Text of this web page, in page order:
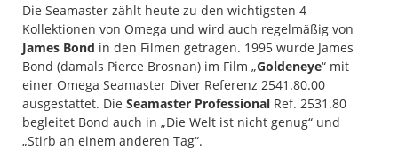
Die Seamaster zählt heute zu den wichtigsten 4
Kollektionen von Omega und wird auch regelmäßig von
James Bond in den Filmen getragen. 1995 wurde James
Bond (damals Pierce Brosnan) im Film „Goldeneye“ mit
einer Omega Seamaster Diver Referenz 2541.80.00
ausgestattet. Die Seamaster Professional Ref. 2531.80
begleitet Bond auch in „Die Welt ist nicht genug“ und
„Stirb an einem anderen Tag“.